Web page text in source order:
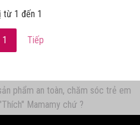
từ 1 đến 1
1 Tiếp
phẩm an toàn, chăm sóc trẻ em
Mamamy chứ ?